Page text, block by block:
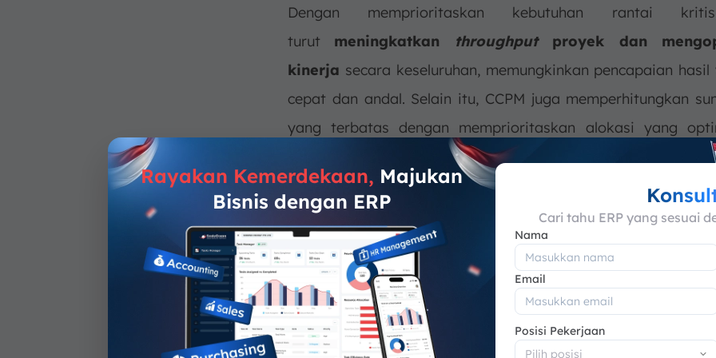
Dengan memprioritaskan kebutuhan rantai
turut meningkatkan throughputproyek dan
kinerja secara keseluruhan, memungkinkan pencapaian
cepat dan andal. Selain itu, CCPM juga memperhitungkan
yang terbatas dengan memprioritaskan alokasi yang
meningkatkan efisiensi dan menghindari
menghambat kemajuan proyek.
Berbeda denganAgile Project Management (APM)
yang
memungkinkan penyesuaian berkelanjutan sepanjang
menekankanpengelolaan waktu dan sumber daya
untuk mencegah keterlambatan. Metode ini fokus pada
buffer
time dan percepatan eksekusi guna memaksimalkan
Rayakan Kemerdekaan, Majukan
Bisnis dengan ERP
Cari tahu ERP yang sesuai
Nama
Email
Posisi Pekerjaan